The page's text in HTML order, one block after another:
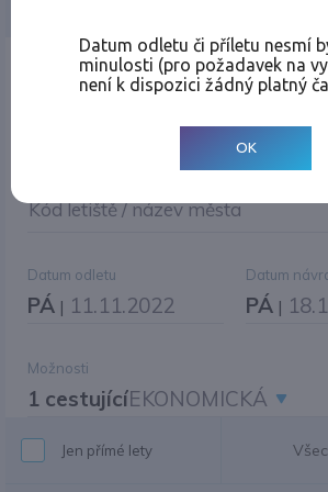
Místo odletu
Kód letiště / název města
Datum odletu
PÁ | 11.11.2022
Datum
PÁ |
Možnosti
1 cestujícíEKONOMICKÁ
Jen přímé lety
Datum odletu či příletu nesmí
minulosti (pro požadavek na
není k dispozici žádný platný
OK